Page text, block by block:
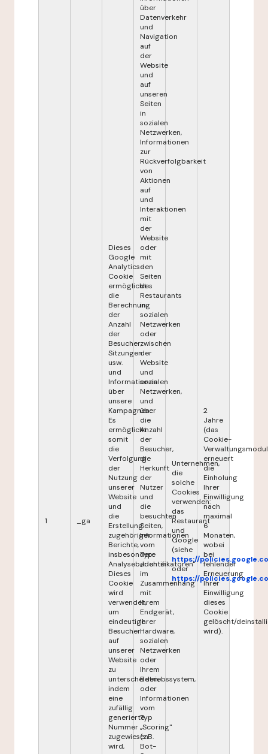
1 _ga
Dieses
Google
Analytics-
Cookie
ermöglicht
die
Berechnung
der
Anzahl
der
Besucher,
Sitzungen
usw.
und
Informationen
über
unsere
Kampagnen.
Es
ermöglicht
somit
die
Verfolgung
der
Nutzung
unserer
Website
und
die
Erstellung
zugehöriger
Berichte,
insbesondere
Analyseberichte.
Dieses
Cookie
wird
verwendet,
um
eindeutige
Besucher
auf
unserer
Website
zu
unterscheiden,
indem
eine
zufällig
generierte
Nummer
zugewiesen
wird,
über
Datenverkehr
und
Navigation
auf
der
Website
und
auf
unseren
Seiten
in
sozialen
Netzwerken,
Informationen
zur
Rückverfolgbarkeit
von
Aktionen
auf
und
Interaktionen
mit
der
Website
oder
mit
den
Seiten
des
Restaurants
in
sozialen
Netzwerken
oder
zwischen
der
Website
und
sozialen
Netzwerken,
und
über
die
Anzahl
der
Besucher,
die
Herkunft
der
Nutzer
und
die
besuchten
Seiten,
Informationen
vom
Typ
„Identifikatoren"
im
Zusammenhang
mit
Ihrem
Endgerät,
Ihrer
Hardware,
sozialen
Netzwerken
oder
Ihrem
Betriebssystem,
oder
Informationen
vom
Typ
„Scoring"
(z.B.
Bot-
Unternehmen,
die
solche
Cookies
verwenden:
das
Restaurant
und
Google
(siehe
https://
oder
https://
2
Jahre
(das
Cookie-
Verwaltungsmodul
erneuert
die
Einholung
Ihrer
Einwilligung
nach
maximal
6
Monaten,
wobei
bei
fehlender
Erneuerung
Ihrer
Einwilligung
dieses
Cookie
gelöscht/
wird).